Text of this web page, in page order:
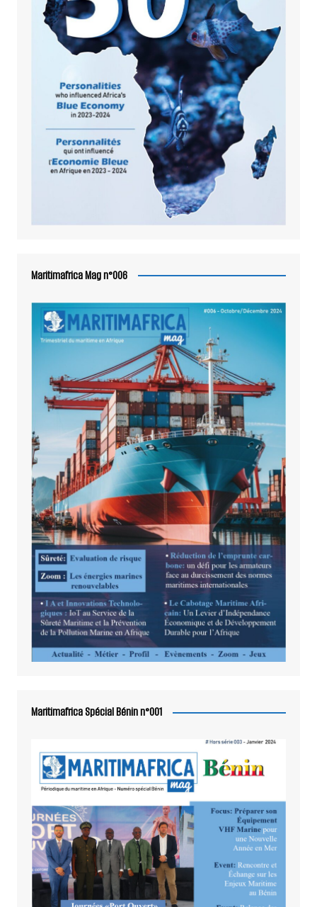
Maritimafrica Mag n°006
Maritimafrica Spécial Bénin n°001